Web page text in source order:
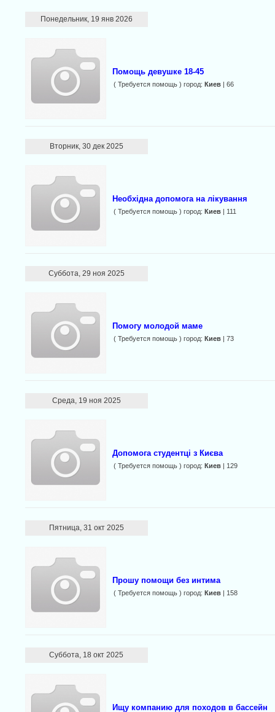
Понедельник, 19 янв 2026
Помощь девушке 18-45
( Требуется помощь ) город: Киев| 66
Вторник, 30 дек 2025
Необхідна допомога на лікування
( Требуется помощь ) город: Киев| 111
Суббота, 29 ноя 2025
Помогу молодой маме
( Требуется помощь ) город: Киев| 73
Среда, 19 ноя 2025
Допомога студентці з Києва
( Требуется помощь ) город: Киев| 129
Пятница, 31 окт 2025
Прошу помощи без интима
( Требуется помощь ) город: Киев| 158
Суббота, 18 окт 2025
Ищу компанию для походов в бассейн